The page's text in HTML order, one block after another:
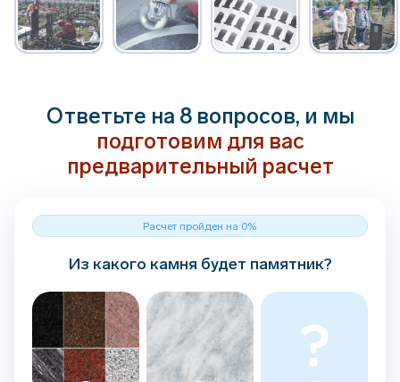
Ответьте на 8 вопросов, и мы
подготовим для вас
предварительный расчет
Расчет пройден на 0%
Из какого камня будет памятник?